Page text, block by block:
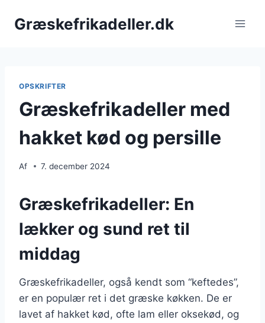
Græskefrikadeller.dk
OPSKRIFTER
Græskefrikadeller med
hakket kød og persille
Af 7. december 2024
Græskefrikadeller: En
lækker og sund ret til
middag
Græskefrikadeller, også kendt som “keftedes”,
er en populær ret i det græske køkken. De er
lavet af hakket kød, ofte lam eller oksekød, og